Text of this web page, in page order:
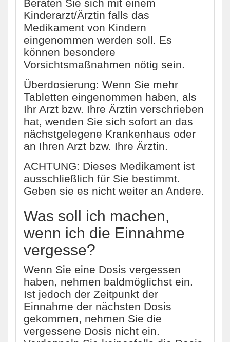
Beraten Sie sich mit einem
Kinderarzt/Ärztin falls das
Medikament von Kindern
eingenommen werden soll. Es
können besondere
Vorsichtsmaßnahmen nötig sein.
Überdosierung: Wenn Sie mehr
Tabletten eingenommen haben, als
Ihr Arzt bzw. Ihre Ärztin verschrieben
hat, wenden Sie sich sofort an das
nächstgelegene Krankenhaus oder
an Ihren Arzt bzw. Ihre Ärztin.
ACHTUNG: Dieses Medikament ist
ausschließlich für Sie bestimmt.
Geben sie es nicht weiter an Andere.
Was soll ich machen,
wenn ich die Einnahme
vergesse?
Wenn Sie eine Dosis vergessen
haben, nehmen baldmöglichst ein.
Ist jedoch der Zeitpunkt der
Einnahme der nächsten Dosis
gekommen, nehmen Sie die
vergessene Dosis nicht ein.